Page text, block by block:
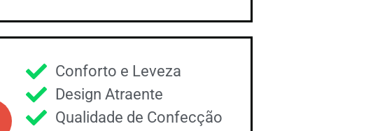
Conforto e Leveza
Design Atraente
Qualidade de Confecção